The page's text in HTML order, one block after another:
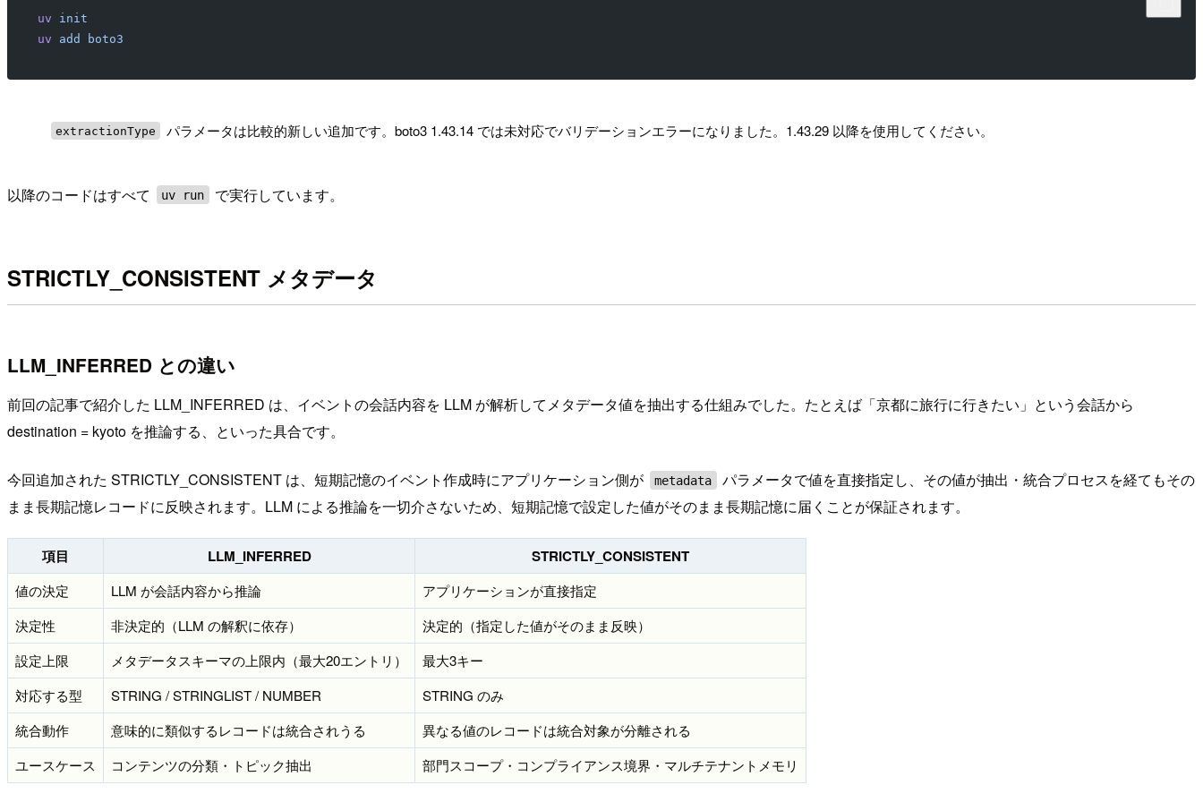
uv init
uv add boto3
extractionType パラメータは比較的新しい追加です。boto3 1.43.14 では未対応でバリデーションエラーになりました。1.43.29 以降を使用してください。
以降のコードはすべて uv run で実行しています。
STRICTLY_CONSISTENT メタデータ
LLM_INFERRED との違い
前回の記事で紹介した LLM_INFERRED は、イベントの会話内容を LLM が解析してメタデータ値を抽出する仕組みでした。たとえば「京都に旅行に行きたい」という会話から
destination = kyoto を推論する、といった具合です。
今回追加された STRICTLY_CONSISTENT は、短期記憶のイベント作成時にアプリケーション側が metadata
パラメータで値を直接指定し、その値が抽出・統合プロセスを経てもその
まま長期記憶レコードに反映されます。LLM による推論を一切介さないため、短期記憶で設定した値がそのまま長期記憶に届くことが保証されます。
項目 LLM_INFERRED STRICTLY_CONSISTENT
値の決定 LLM が会話内容から推論
アプリケーションが直接指定
決定性
非決定的（LLM の解釈に依存）
決定的（指定した値がそのまま反映）
設定上限
メタデータスキーマの上限内（最大20エントリ）
最大3キー
対応する型
STRING / STRINGLIST / NUMBER
STRING のみ
統合動作
意味的に類似するレコードは統合されうる
異なる値のレコードは統合対象が分離される
ユースケース
コンテンツの分類・トピック抽出 部門スコープ・コンプライアンス境界・マルチテナントメモリ